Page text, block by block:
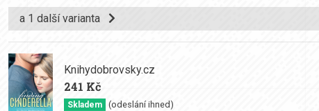
a 1 další varianta
Knihydobrovsky.cz
241 Kč
Skladem (odeslání ihned)